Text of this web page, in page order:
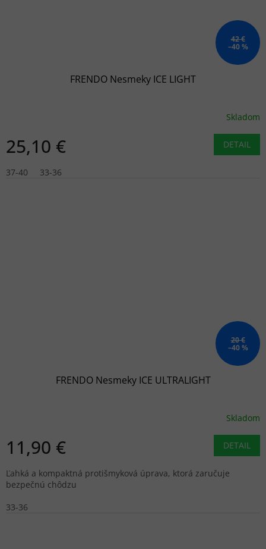
42 €
–40 %
FRENDO Nesmeky ICE LIGHT
Skladom
25,10 € DETAIL
37-40 33-36
20 €
–40 %
FRENDO Nesmeky ICE ULTRALIGHT
Skladom
11,90 € DETAIL
Ľahká a kompaktná protišmyková úprava, ktorá zaručuje
bezpečnú chôdzu
33-36